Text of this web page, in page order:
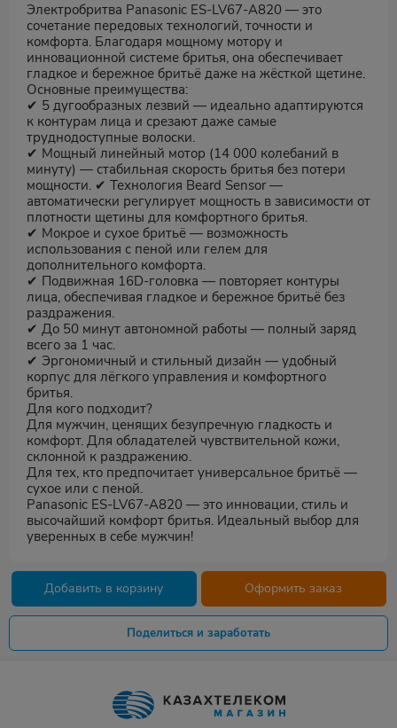
Электробритва Panasonic ES-LV67-A820 — это
сочетание передовых технологий, точности и
комфорта. Благодаря мощному мотору и
инновационной системе бритья, она обеспечивает
гладкое и бережное бритьё даже на жёсткой щетине.
Основные преимущества:
✔ 5 дугообразных лезвий — идеально адаптируются
к контурам лица и срезают даже самые
труднодоступные волоски.
✔ Мощный линейный мотор (14 000 колебаний в
минуту) — стабильная скорость бритья без потери
мощности. ✔ Технология Beard Sensor —
автоматически регулирует мощность в зависимости от
плотности щетины для комфортного бритья.
✔ Мокрое и сухое бритьё — возможность
использования с пеной или гелем для
дополнительного комфорта.
✔ Подвижная 16D-головка — повторяет контуры
лица, обеспечивая гладкое и бережное бритьё без
раздражения.
✔ До 50 минут автономной работы — полный заряд
всего за 1 час.
✔ Эргономичный и стильный дизайн — удобный
корпус для лёгкого управления и комфортного
бритья.
Для кого подходит?
Для мужчин, ценящих безупречную гладкость и
комфорт. Для обладателей чувствительной кожи,
склонной к раздражению.
Для тех, кто предпочитает универсальное бритьё —
сухое или с пеной.
Panasonic ES-LV67-A820 — это инновации, стиль и
высочайший комфорт бритья. Идеальный выбор для
уверенных в себе мужчин!
Добавить в корзину Оформить заказ
Поделиться и заработать